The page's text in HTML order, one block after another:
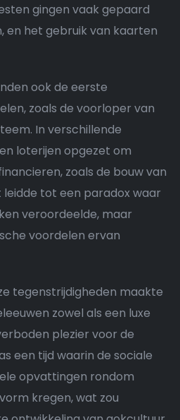
gingen vaak gepaard
en het gebruik van kaarten
ook de eerste
zoals de voorloper van
In verschillende
loterijen opgezet om
zoals de bouw van
leidde tot een paradox waar
veroordeelde, maar
voordelen ervan
tegenstrijdigheden maakte
zowel als een luxe
plezier voor de
een tijd waarin de sociale
opvattingen rondom
kregen, wat zou